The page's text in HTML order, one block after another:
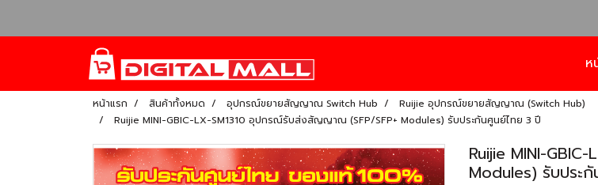
ห
หน้าแรก สินค้าทั้งหมด อุปกรณ์ขยายสัญญาณ Switch Hub
Ruijie อุปกรณ์ขยายสัญญาณ (Switch Hub)
Ruijie MINI-GBIC-LX-SM1310 อุปกรณ์รับส่งสัญญาณ (SFP/SFP+ Modules) รับประกันศูนย์ไทย 3 ปี
Ruijie MINI-
Modules) รับประ